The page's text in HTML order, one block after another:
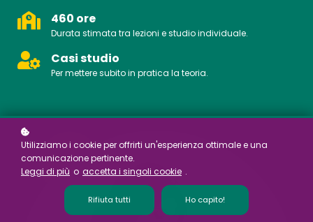
460 ore
Durata stimata tra lezioni e studio individuale.
Casi studio
Per mettere subito in pratica la teoria.
Utilizziamo i cookie per offrirti un'esperienza ottimale e una
comunicazione pertinente.
Leggi di più o accetta i singoli cookie .
Rifiuta tutti Ho capito!